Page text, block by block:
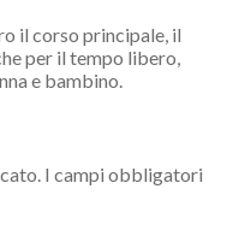
il corso principale, il
per il tempo libero,
e bambino.
I campi obbligatori